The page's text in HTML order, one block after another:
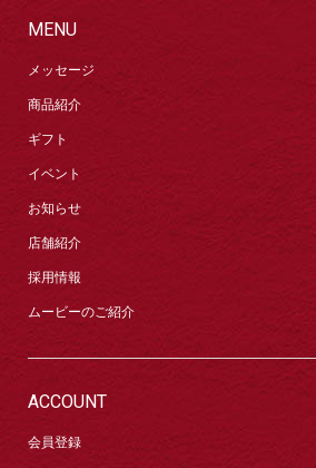
MENU
メッセージ
商品紹介
ギフト
イベント
お知らせ
店舗紹介
採用情報
ムービーのご紹介
ACCOUNT
会員登録